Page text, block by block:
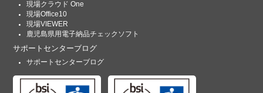
現場クラウド One
現場Office10
現場VIEWER
鹿児島県用電子納品チェックソフト
サポートセンターブログ
サポートセンターブログ